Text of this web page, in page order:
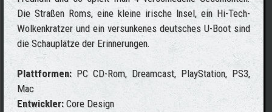
Die Straßen Roms, eine kleine irische Insel, ein Hi-Tech-
Wolkenkratzer und ein versunkenes deutsches U-Boot sind
die Schauplätze der Erinnerungen.
Plattformen: PC CD-Rom, Dreamcast, PlayStation, PS3,
Mac
Entwickler: Core Design